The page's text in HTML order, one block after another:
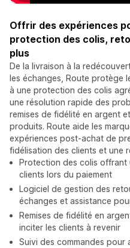
Offrir des expériences
protection des colis,
plus
De la livraison à la
les échanges, Route protège
à une protection des colis
une résolution rapide des
remises de fidélité en argent
produits. Route aide les
expériences post-achat de
fidélisation des clients et une
Protection des colis offrant
clients lors du paiement
Logiciel de gestion des
échanges et assistance
Remises de fidélité en
inciter les clients à revenir
Suivi des commandes pour